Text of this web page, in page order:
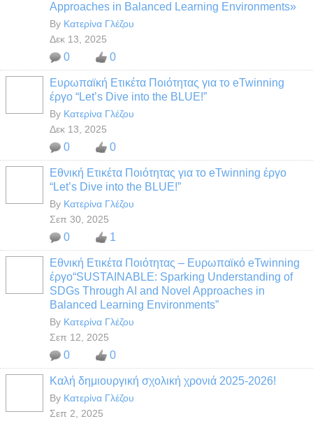
Approaches in Balanced Learning Environments»
By Κατερίνα Γλέζου
Δεκ 13, 2025
0 0
Ευρωπαϊκή Ετικέτα Ποιότητας για το eTwinning
έργο “Let’s Dive into the BLUE!”
By Κατερίνα Γλέζου
Δεκ 13, 2025
0 0
Εθνική Ετικέτα Ποιότητας για το eTwinning έργο
“Let’s Dive into the BLUE!”
By Κατερίνα Γλέζου
Σεπ 30, 2025
0 1
Εθνική Ετικέτα Ποιότητας – Ευρωπαϊκό eTwinning
έργο“SUSTAINABLE: Sparking Understanding of
SDGs Through AI and Novel Approaches in
Balanced Learning Environments”
By Κατερίνα Γλέζου
Σεπ 12, 2025
0 0
Καλή δημιουργική σχολική χρονιά 2025-2026!
By Κατερίνα Γλέζου
Σεπ 2, 2025